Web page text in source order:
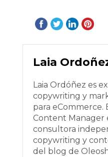
Laia
Laia Ordóñez es
copywriting y
para eCommerce.
Content Manager
consultora
copywriting y
del blog de